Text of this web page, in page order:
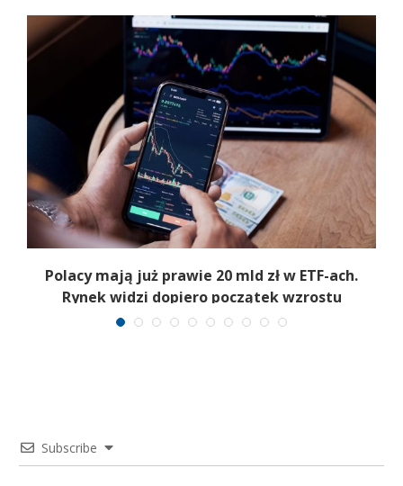
Polacy mają już prawie 20 mld zł w ETF-ach.
Rynek widzi dopiero początek wzrostu
Subscribe